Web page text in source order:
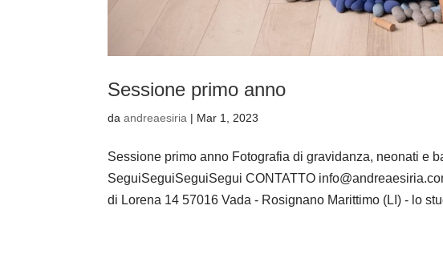
Sessione primo anno
daandreaesiria | Mar 1, 2023
Sessione primo anno Fotografia di gravidanza, neonati e
SeguiSeguiSeguiSegui CONTATTO
di Lorena 14 57016 Vada - Rosignano Marittimo (LI) - lo